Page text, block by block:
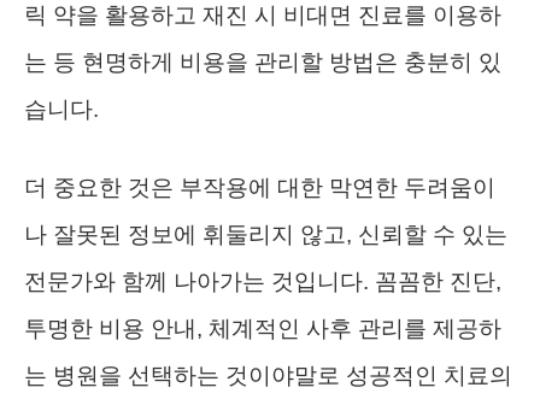
릭 약을 활용하고 재진 시 비대면 진료를 이용하
는 등 현명하게 비용을 관리할 방법은 충분히 있
습니다.
더 중요한 것은 부작용에 대한 막연한 두려움이
나 잘못된 정보에 휘둘리지 않고, 신뢰할 수 있는
전문가와 함께 나아가는 것입니다. 꼼꼼한 진단,
투명한 비용 안내, 체계적인 사후 관리를 제공하
는 병원을 선택하는 것이야말로 성공적인 치료의